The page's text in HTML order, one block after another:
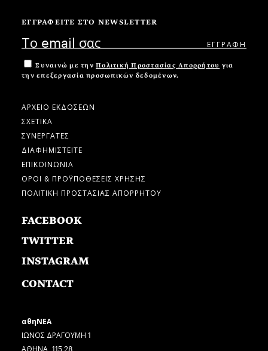
ΕΓΓΡΑΦΕΙΤΕ ΣΤΟ NEWSLETTER
Συναινώ με την Πολιτική Προστασίας Απορρήτου για
την επεξεργασία προσωπικών δεδομένων.
ΑΡΧΕΙΟ ΕΚΔΟΣΕΩΝ
ΣΧΕΤΙΚΑ
ΣΥΝΕΡΓΑΤΕΣ
ΔΙΑΦΗΜΙΣΤΕΙΤΕ
ΕΠΙΚΟΙΝΩΝΙΑ
ΟΡΟΙ & ΠΡΟΫΠΟΘΕΣΕΙΣ ΧΡΗΣΗΣ
ΠΟΛΙΤΙΚΗ ΠΡΟΣΤΑΣΙΑΣ ΑΠΟΡΡΗΤΟΥ
FACEBOOK
TWITTER
INSTAGRAM
CONTACT
αθηΝΕΑ
ΙΩΝΟΣ ΔΡΑΓΟΥΜΗ 1
ΑΘΗΝΑ, 115 28